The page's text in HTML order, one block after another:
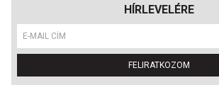
HÍRLEVELÉRE
FELIRATKOZOM